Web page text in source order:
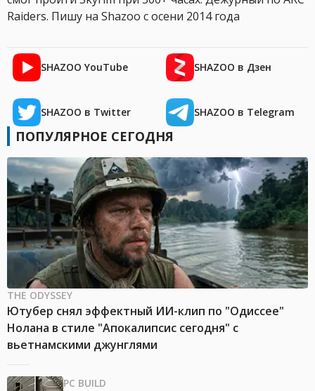
Raiders. Пишу на Shazoo с осени 2014 года
SHAZOO YouTube SHAZOO в Дзен
SHAZOO в Twitter SHAZOO в Telegram
ПОПУЛЯРНОЕ СЕГОДНЯ
THE ODYSSEY
Ютубер снял эффектный ИИ-клип по "Одиссее"
Нолана в стиле "Апокалипсис сегодня" с
вьетнамскими джунглями
PC BUILD